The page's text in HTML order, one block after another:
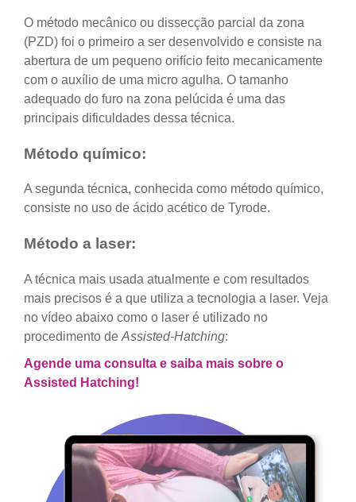
O método mecânico ou dissecção parcial da zona
(PZD) foi o primeiro a ser desenvolvido e consiste na
abertura de um pequeno orifício feito mecanicamente
com o auxílio de uma micro agulha. O tamanho
adequado do furo na zona pelúcida é uma das
principais dificuldades dessa técnica.
Método químico:
A segunda técnica, conhecida como método químico,
consiste no uso de ácido acético de Tyrode.
Método a laser:
A técnica mais usada atualmente e com resultados
mais precisos é a que utiliza a tecnologia a laser. Veja
no vídeo abaixo como o laser é utilizado no
procedimento de Assisted-Hatching:
Agende uma consulta e saiba mais sobre o
Assisted Hatching!